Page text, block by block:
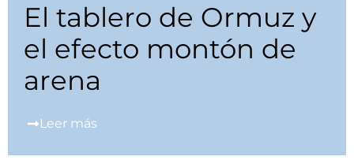
El tablero de Ormuz y
el efecto montón de
arena
Leer más